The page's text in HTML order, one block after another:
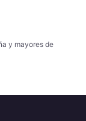
y mayores de